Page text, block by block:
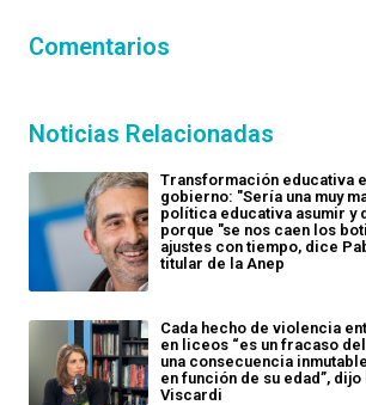
Comentarios
Noticias Relacionadas
Transformación educativa
gobierno: "Sería una muy
política educativa asumir y
porque "se nos caen los
ajustes con tiempo, dice
titular de la Anep
Cada hecho de violencia
en liceos “es un fracaso
una consecuencia
en función de su edad”,
Viscardi